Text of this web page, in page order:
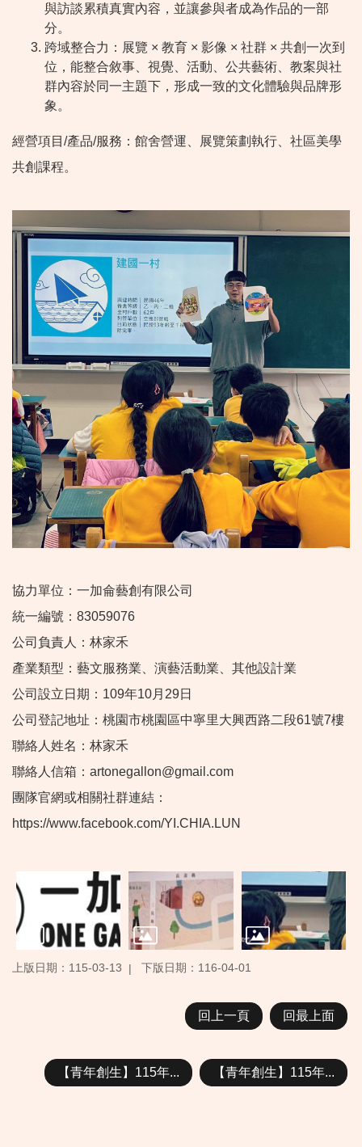
與訪談累積真實內容，並讓參與者成為作品的一部
分。
跨域整合力：展覽 × 教育 × 影像 × 社群 × 共創一次到
位，能整合敘事、視覺、活動、公共藝術、教案與社
群內容於同一主題下，形成一致的文化體驗與品牌形
象。
經營項目/產品/服務：館舍營運、展覽策劃執行、社區美學
共創課程。
協力單位：一加侖藝創有限公司
統一編號：83059076
公司負責人：林家禾
產業類型：藝文服務業、演藝活動業、其他設計業
公司設立日期：109年10月29日
公司登記地址：桃園市桃園區中寧里大興西路二段61號7樓
聯絡人姓名：林家禾
聯絡人信箱：artonegallon@gmail.com
團隊官網或相關社群連結：
https://www.facebook.com/YI.CHIA.LUN
上版日期：115-03-13 下版日期：116-04-01
回上一頁 回最上面
【青年創生】115年... 【青年創生】115年...